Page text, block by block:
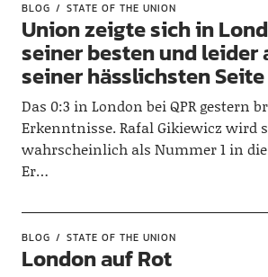
BLOG STATE OF THE UNION
Union zeigte sich in
seiner besten und leider
seiner hässlichsten Seite
Das 0:3 in London bei QPR gestern
Erkenntnisse. Rafal Gikiewicz wird
wahrscheinlich als Nummer 1 in die
Er…
BLOG STATE OF THE UNION
London auf Rot